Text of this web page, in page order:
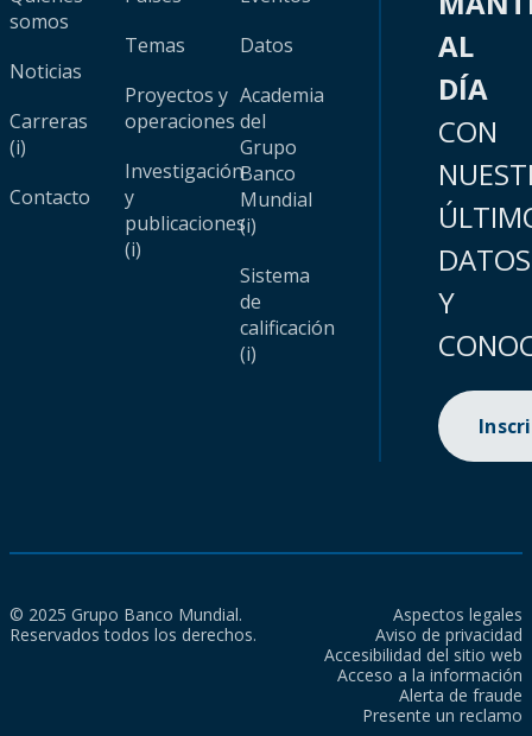
somos
Noticias
Carreras
(i)
Contacto
Temas
Proyectos y
operaciones
Investigación
y
publicaciones
(i)
Datos
Academia
del
Grupo
Banco
Mundial
(i)
Sistema
de
calificación
(i)
AL
DÍA
CON
DATOS
Y
© 2025 Grupo Banco Mundial.
Reservados todos los derechos.
Aspectos legales
Aviso de privacidad
Accesibilidad del sitio web
Acceso a la información
Alerta de fraude
Presente un reclamo